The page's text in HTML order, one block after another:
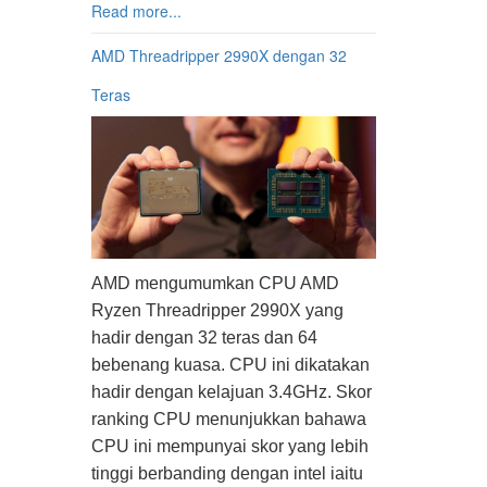
Read more...
AMD Threadripper 2990X dengan 32
Teras
AMD mengumumkan CPU AMD
Ryzen Threadripper 2990X yang
hadir dengan 32 teras dan 64
bebenang kuasa. CPU ini dikatakan
hadir dengan kelajuan 3.4GHz. Skor
ranking CPU menunjukkan bahawa
CPU ini mempunyai skor yang lebih
tinggi berbanding dengan intel iaitu